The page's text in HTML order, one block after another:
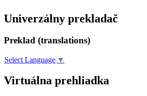
Univerzálny prekladač
Preklad (translations)
Select Language ▼
Virtuálna prehliadka